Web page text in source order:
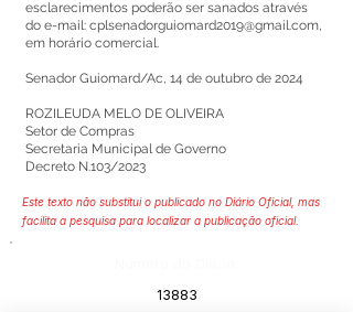
esclarecimentos poderão ser sanados através
do e-mail: cplsenadorguiomard2019@gmail.com,
em horário comercial.
Senador Guiomard/Ac, 14 de outubro de 2024
ROZILEUDA MELO DE OLIVEIRA
Setor de Compras
Secretaria Municipal de Governo
Decreto N.103/2023
Este texto não substitui o publicado no Diário Oficial, mas
facilita a pesquisa para localizar a publicação oficial.
13883